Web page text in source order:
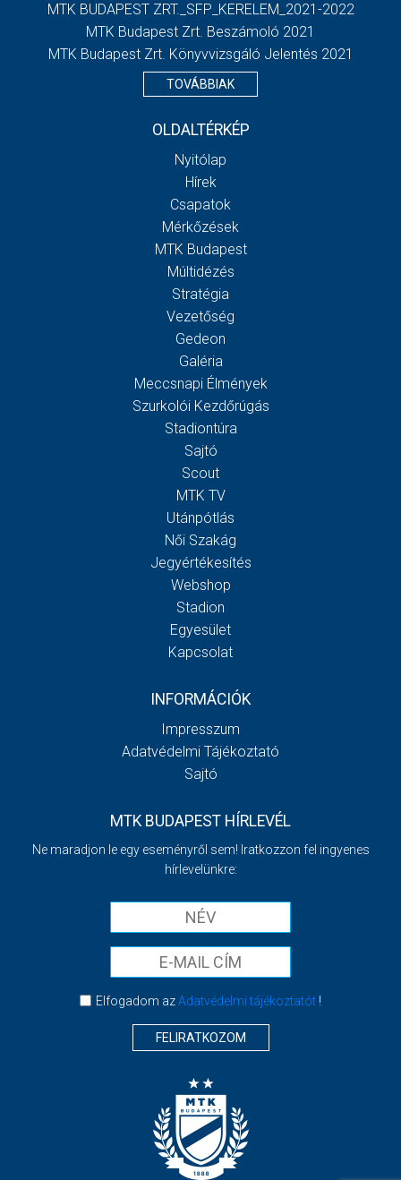
MTK BUDAPEST ZRT._SFP_KERELEM_2021-2022
MTK Budapest Zrt. Beszámoló 2021
MTK Budapest Zrt. Könyvvizsgáló Jelentés 2021
TOVÁBBIAK
OLDALTÉRKÉP
Nyitólap
Hírek
Csapatok
Mérkőzések
MTK Budapest
Múltidézés
Stratégia
Vezetőség
Gedeon
Galéria
Meccsnapi Élmények
Szurkolói Kezdőrúgás
Stadiontúra
Sajtó
Scout
MTK TV
Utánpótlás
Női Szakág
Jegyértékesítés
Webshop
Stadion
Egyesület
Kapcsolat
INFORMÁCIÓK
Impresszum
Adatvédelmi Tájékoztató
Sajtó
MTK BUDAPEST HÍRLEVÉL
Ne maradjon le egy eseményről sem! Iratkozzon fel ingyenes
hírlevelünkre:
Elfogadom azAdatvédelmi tájékoztatót!
FELIRATKOZOM